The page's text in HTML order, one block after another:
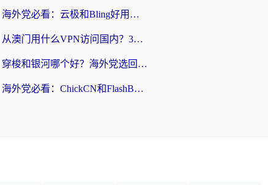
海外党必看：云极和Bling好用吗？3分钟教你选对回国加速器
从澳门用什么VPN访问国内？3个实用标准帮你避开坑，无缝刷剧听歌
穿梭和银河哪个好？海外党选回国加速器的避坑指南，附番茄加速器实测体验
海外党必看：ChickCN和FlashBack好用吗？3招教你选对回国加速器（附云极、HomeCN、斧牛vs艾果对比）